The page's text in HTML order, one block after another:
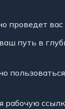
проведет вас
путь в
рабочую